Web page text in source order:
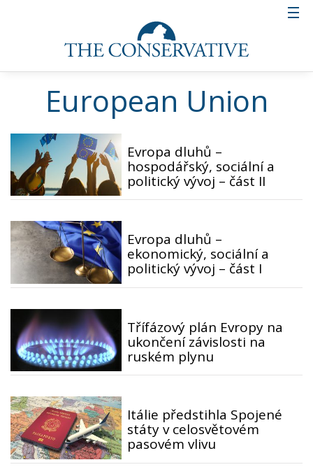
European Union
Evropa dluhů –
hospodářský, sociální a
politický vývoj – část II
Evropa dluhů –
ekonomický, sociální a
politický vývoj – část I
Třífázový plán Evropy na
ukončení závislosti na
ruském plynu
Itálie předstihla Spojené
státy v celosvětovém
pasovém vlivu